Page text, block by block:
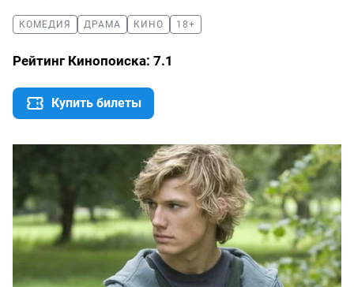
КОМЕДИЯ ДРАМА КИНО 18+
Рейтинг Кинопоиска: 7.1
Купить билеты